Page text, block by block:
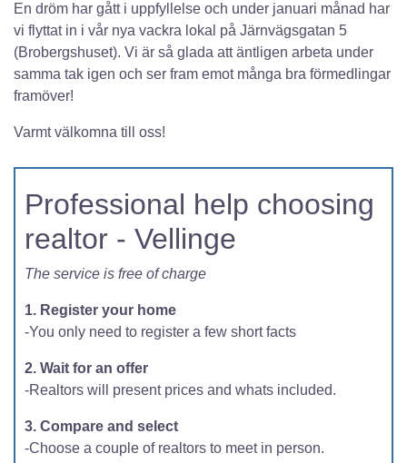
En dröm har gått i uppfyllelse och under januari månad har
vi flyttat in i vår nya vackra lokal på Järnvägsgatan 5
(Brobergshuset). Vi är så glada att äntligen arbeta under
samma tak igen och ser fram emot många bra förmedlingar
framöver!
Varmt välkomna till oss!
Professional help choosing
realtor - Vellinge
The service is free of charge
1. Register your home
-You only need to register a few short facts
2. Wait for an offer
-Realtors will present prices and whats included.
3. Compare and select
-Choose a couple of realtors to meet in person.